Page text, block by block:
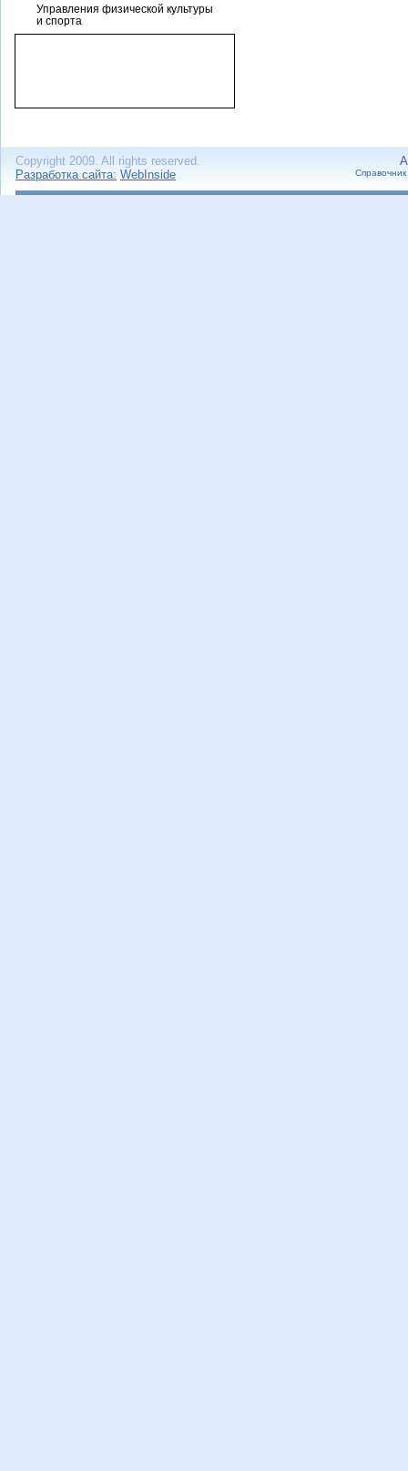
Управления физической культуры
и спорта
Copyright 2009. All rights reserved.
Разработка сайта: WebInside